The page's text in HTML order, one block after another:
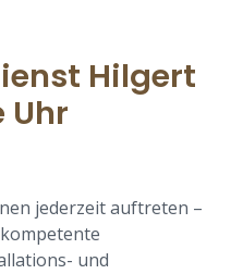
Hilgert
Uhr
jederzeit auftreten –
und